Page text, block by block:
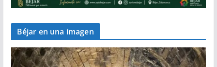
Béjar en una imagen